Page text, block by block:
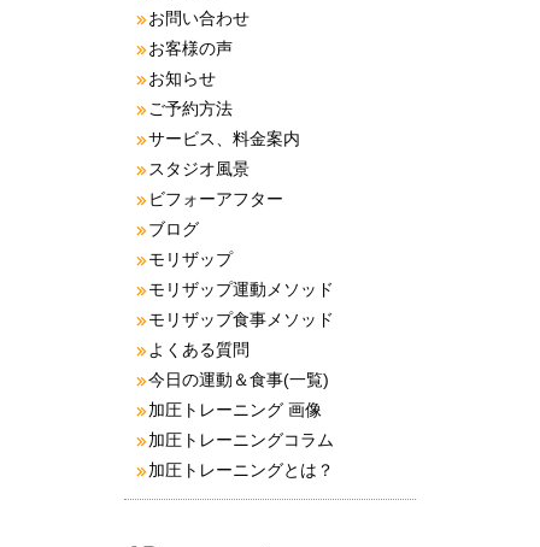
お問い合わせ
お客様の声
お知らせ
ご予約方法
サービス、料金案内
スタジオ風景
ビフォーアフター
ブログ
モリザップ
モリザップ運動メソッド
モリザップ食事メソッド
よくある質問
今日の運動＆食事(一覧)
加圧トレーニング 画像
加圧トレーニングコラム
加圧トレーニングとは？